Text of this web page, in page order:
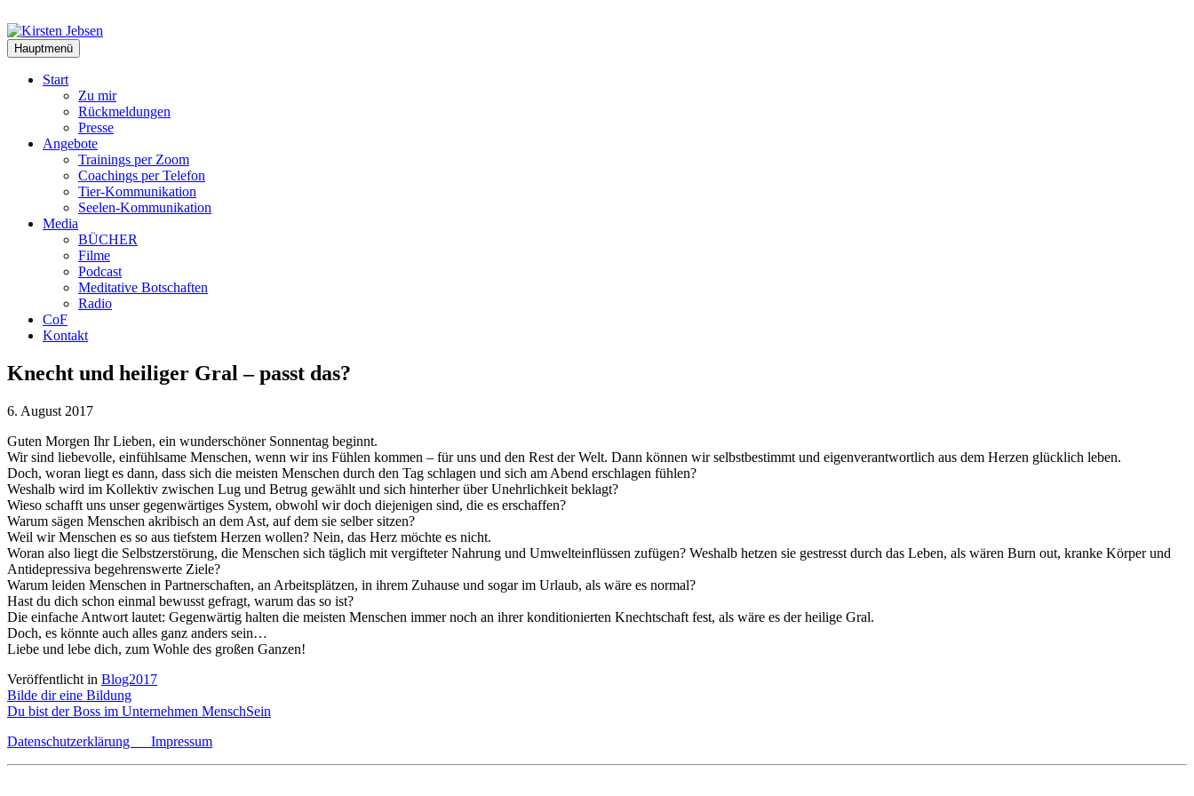
Inhalt
springen
Hauptmenü
Start
Zu mir
Rückmeldungen
Presse
Angebote
Trainings per Zoom
Coachings per Telefon
Tier-Kommunikation
Seelen-Kommunikation
Media
BÜCHER
Filme
Podcast
Meditative Botschaften
Radio
CoF
Kontakt
Knecht und heiliger Gral – passt das?
6. August 2017
Guten Morgen Ihr Lieben, ein wunderschöner Sonnentag beginnt.
Wir sind liebevolle, einfühlsame Menschen, wenn wir ins Fühlen kommen – für uns und den Rest der Welt. Dann können wir selbstbestimmt und eigenverantwortlich aus dem Herzen glücklich leben.
Doch, woran liegt es dann, dass sich die meisten Menschen durch den Tag schlagen und sich am Abend erschlagen fühlen?
Weshalb wird im Kollektiv zwischen Lug und Betrug gewählt und sich hinterher über Unehrlichkeit beklagt?
Wieso schafft uns unser gegenwärtiges System, obwohl wir doch diejenigen sind, die es erschaffen?
Warum sägen Menschen akribisch an dem Ast, auf dem sie selber sitzen?
Weil wir Menschen es so aus tiefstem Herzen wollen? Nein, das Herz möchte es nicht.
Woran also liegt die Selbstzerstörung, die Menschen sich täglich mit vergifteter Nahrung und Umwelteinflüssen zufügen? Weshalb hetzen sie gestresst durch das Leben, als wären Burn out, kranke Körper und
Antidepressiva begehrenswerte Ziele?
Warum leiden Menschen in Partnerschaften, an Arbeitsplätzen, in ihrem Zuhause und sogar im Urlaub, als wäre es normal?
Hast du dich schon einmal bewusst gefragt, warum das so ist?
Die einfache Antwort lautet: Gegenwärtig halten die meisten Menschen immer noch an ihrer konditionierten Knechtschaft fest, als wäre es der heilige Gral.
Doch, es könnte auch alles ganz anders sein…
Liebe und lebe dich, zum Wohle des großen Ganzen!
Veröffentlicht in Blog2017
Beitragsnavigation
Bilde dir eine Bildung
Du bist der Boss im Unternehmen MenschSein
Datenschutzerklärung Impressum